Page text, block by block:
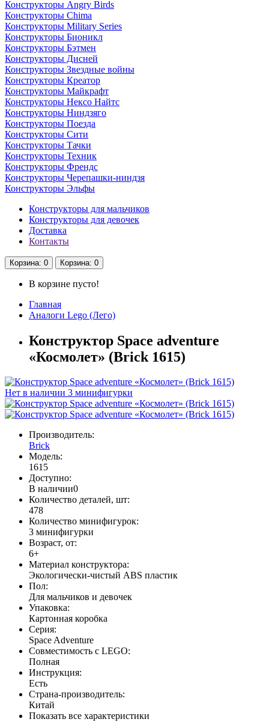
Конструкторы Angry Birds
Конструкторы Chima
Конструкторы Military Series
Конструкторы Бионикл
Конструкторы Бэтмен
Конструкторы Дисней
Конструкторы Звездные войны
Конструкторы Креатор
Конструкторы Майкрафт
Конструкторы Нексо Найтс
Конструкторы Ниндзяго
Конструкторы Поезда
Конструкторы Сити
Конструкторы Тачки
Конструкторы Техник
Конструкторы Френдс
Конструкторы Черепашки-ниндзя
Конструкторы Эльфы
Конструкторы для мальчиков
Конструкторы для девочек
Доставка
Контакты
Корзина: 0 Корзина: 0
В корзине пусто!
Главная
Аналоги Lego (Лего)
Конструктор Space adventure
«Космолет» (Brick 1615)
Нет в наличии 3 минифигурки
Производитель:
Brick
Модель:
1615
Доступно:
В наличии0
Количество деталей, шт:
478
Количество минифигурок:
3 минифигурки
Возраст, от:
6+
Материал конструктора:
Экологически-чистый ABS пластик
Пол:
Для мальчиков и девочек
Упаковка:
Картонная коробка
Серия:
Space Adventure
Совместимость с LEGO:
Полная
Инструкция:
Есть
Страна-производитель:
Китай
Показать все характеристики